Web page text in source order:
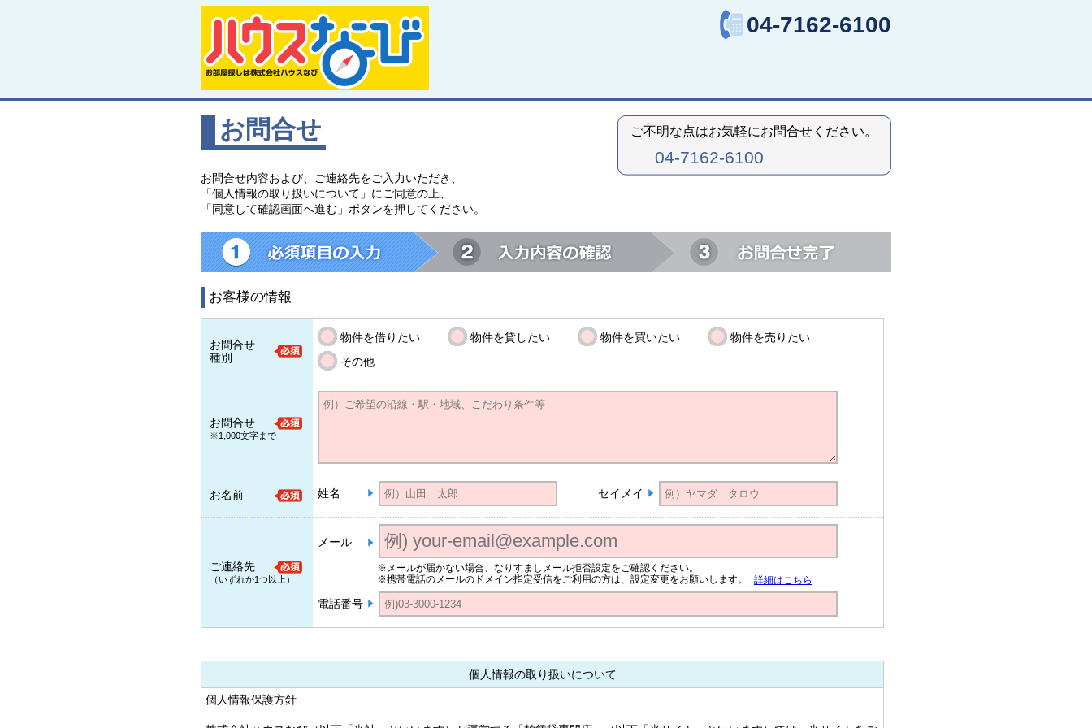
04-7162-6100
お問合せ ご不明な点はお気軽にお問合せください。
04-7162-6100
お問合せ内容および、ご連絡先をご入力いただき、
「個人情報の取り扱いについて」にご同意の上、
「同意して確認画面へ進む」ボタンを押してください。
お客様の情報
お問合せ
種別
物件を借りたい 物件を貸したい 物件を買いたい
物件を売りたい
その他
お問合せ
※1,000文字まで
お名前 姓名 セイメイ
ご連絡先
（いずれか1つ以上）
メール
※メールが届かない場合、なりすましメール拒否設定をご確認ください。
※携帯電話のメールのドメイン指定受信をご利用の方は、設定変更をお願いします。
詳細はこちら
電話番号
個人情報の取り扱いについて
個人情報保護方針